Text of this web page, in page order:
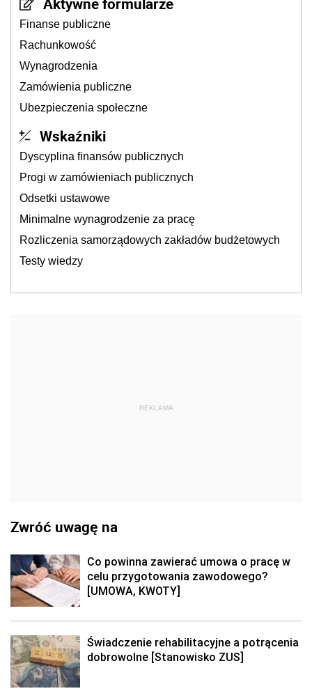
Finanse publiczne
Rachunkowość
Wynagrodzenia
Zamówienia publiczne
Ubezpieczenia społeczne
Wskaźniki
Dyscyplina finansów publicznych
Progi w zamówieniach publicznych
Odsetki ustawowe
Minimalne wynagrodzenie za pracę
Rozliczenia samorządowych zakładów budżetowych
Testy wiedzy
REKLAMA
Zwróć uwagę na
Co powinna zawierać umowa o pracę w
celu przygotowania zawodowego?
[UMOWA, KWOTY]
Świadczenie rehabilitacyjne a potrącenia
dobrowolne [Stanowisko ZUS]